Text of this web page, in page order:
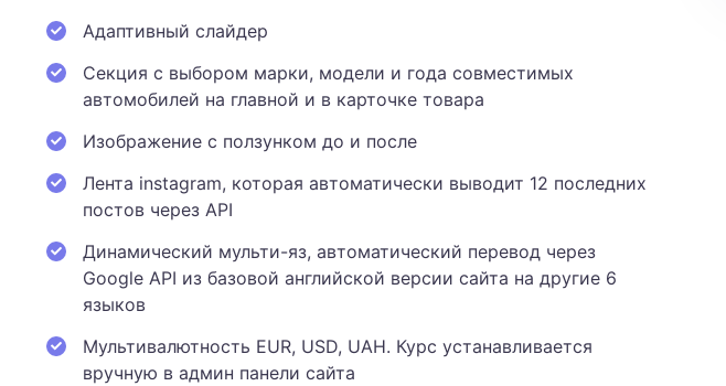
Адаптивный слайдер
Секция с выбором марки, модели и года совместимых
автомобилей на главной и в карточке товара
Изображение с ползунком до и после
Лента instagram, которая автоматически выводит 12 последних
постов через API
Динамический мульти-яз, автоматический перевод через
Google API из базовой английской версии сайта на другие 6
языков
Мультивалютность EUR, USD, UAH. Курс устанавливается
вручную в админ панели сайта